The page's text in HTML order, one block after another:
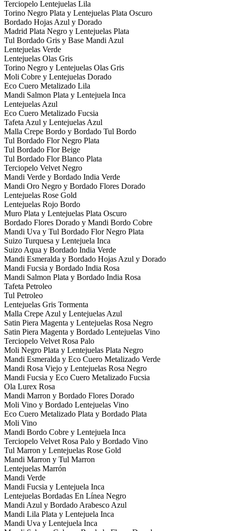
Terciopelo Lentejuelas Lila
Torino Negro Plata y Lentejuelas Plata Oscuro
Bordado Hojas Azul y Dorado
Madrid Plata Negro y Lentejuelas Plata
Tul Bordado Gris y Base Mandi Azul
Lentejuelas Verde
Lentejuelas Olas Gris
Torino Negro y Lentejuelas Olas Gris
Moli Cobre y Lentejuelas Dorado
Eco Cuero Metalizado Lila
Mandi Salmon Plata y Lentejuela Inca
Lentejuelas Azul
Eco Cuero Metalizado Fucsia
Tafeta Azul y Lentejuelas Azul
Malla Crepe Bordo y Bordado Tul Bordo
Tul Bordado Flor Negro Plata
Tul Bordado Flor Beige
Tul Bordado Flor Blanco Plata
Terciopelo Velvet Negro
Mandi Verde y Bordado India Verde
Mandi Oro Negro y Bordado Flores Dorado
Lentejuelas Rose Gold
Lentejuelas Rojo Bordo
Muro Plata y Lentejuelas Plata Oscuro
Bordado Flores Dorado y Mandi Bordo Cobre
Mandi Uva y Tul Bordado Flor Negro Plata
Suizo Turquesa y Lentejuela Inca
Suizo Aqua y Bordado India Verde
Mandi Esmeralda y Bordado Hojas Azul y Dorado
Mandi Fucsia y Bordado India Rosa
Mandi Salmon Plata y Bordado India Rosa
Tafeta Petroleo
Tul Petroleo
Lentejuelas Gris Tormenta
Malla Crepe Azul y Lentejuelas Azul
Satin Piera Magenta y Lentejuelas Rosa Negro
Satin Piera Magenta y Bordado Lentejuelas Vino
Terciopelo Velvet Rosa Palo
Moli Negro Plata y Lentejuelas Plata Negro
Mandi Esmeralda y Eco Cuero Metalizado Verde
Mandi Rosa Viejo y Lentejuelas Rosa Negro
Mandi Fucsia y Eco Cuero Metalizado Fucsia
Ola Lurex Rosa
Mandi Marron y Bordado Flores Dorado
Moli Vino y Bordado Lentejuelas Vino
Eco Cuero Metalizado Plata y Bordado Plata
Moli Vino
Mandi Bordo Cobre y Lentejuela Inca
Terciopelo Velvet Rosa Palo y Bordado Vino
Tul Marron y Lentejuelas Rose Gold
Mandi Marron y Tul Marron
Lentejuelas Marrón
Mandi Verde
Mandi Fucsia y Lentejuela Inca
Lentejuelas Bordadas En Línea Negro
Mandi Azul y Bordado Arabesco Azul
Mandi Lila Plata y Lentejuela Inca
Mandi Uva y Lentejuela Inca